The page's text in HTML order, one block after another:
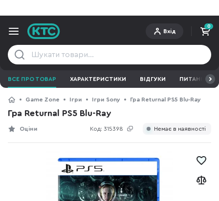
Вхід
0
ВСЕ ПРО ТОВАР ХАРАКТЕРИСТИКИ ВІДГУКИ ПИТАННЯ ТА
Game Zone Ігри Ігри Sony Гра Returnal PS5 Blu-Ray
Гра Returnal PS5 Blu-Ray
Код: 315398
Оціни Немає в наявності